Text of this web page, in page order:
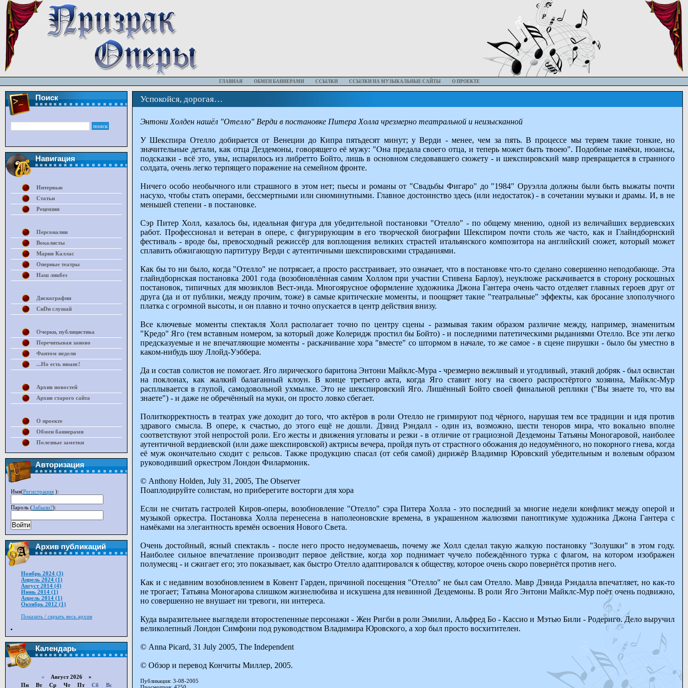
ГЛАВНАЯ ОБМЕН БАННЕРАМИ ССЫЛКИ ССЫЛКИ НА МУЗЫКАЛЬНЫЕ САЙТЫ О ПРОЕКТЕ
Успокойся, дорогая…
Энтони Холден нашёл "Отелло" Верди в постановке Питера Холла чрезмерно театральной и неизысканной
У Шекспира Отелло добирается от Венеции до Кипра пятьдесят минут; у Верди - менее, чем за пять. В процессе мы теряем такие тонкие, но
значительные детали, как отца Дездемоны, говорящего её мужу: "Она предала своего отца, и теперь может быть твоею". Подобные намёки, нюансы,
подсказки - всё это, увы, испарилось из либретто Бойто, лишь в основном следовавшего сюжету - и шекспировский мавр превращается в странного
солдата, очень легко терпящего поражение на семейном фронте.
Ничего особо необычного или страшного в этом нет; пьесы и романы от "Свадьбы Фигаро" до "1984" Оруэлла должны были быть выжаты почти
насухо, чтобы стать операми, бессмертными или сиюминутными. Главное достоинство здесь (или недостаток) - в сочетании музыки и драмы. И, в не
меньшей степени - в постановке.
Сэр Питер Холл, казалось бы, идеальная фигура для убедительной постановки "Отелло" - по общему мнению, одной из величайших вердиевских
работ. Профессионал и ветеран в опере, с фигурирующим в его творческой биографии Шекспиром почти столь же часто, как и Глайндборнский
фестиваль - вроде бы, превосходный режиссёр для воплощения великих страстей итальянского композитора на английский сюжет, который может
сплавить обжигающую партитуру Верди с аутентичными шекспировскими страданиями.
Как бы то ни было, когда "Отелло" не потрясает, а просто расстраивает, это означает, что в постановке что-то сделано совершенно неподобающе. Эта
глайндборнская постановка 2001 года (возобновлённая самим Холлом при участии Стивена Барлоу), неуклюже раскачивается в сторону роскошных
постановок, типичных для мюзиклов Вест-энда. Многоярусное оформление художника Джона Гантера очень часто отделяет главных героев друг от
друга (да и от публики, между прочим, тоже) в самые критические моменты, и поощряет такие "театральные" эффекты, как бросание злополучного
платка с огромной высоты, и он плавно и точно опускается в центр действия внизу.
Все ключевые моменты спектакля Холл располагает точно по центру сцены - размывая таким образом различие между, например, знаменитым
"Кредо" Яго (тем вставным номером, за который доже Колеридж простил бы Бойто) - и последними патетическими рыданиями Отелло. Все эти легко
предсказуемые и не впечатляющие моменты - раскачивание хора "вместе" со штормом в начале, то же самое - в сцене пирушки - было бы уместно в
каком-нибудь шоу Ллойд-Уэббера.
Да и состав солистов не помогает. Яго лирического баритона Энтони Майклс-Мура - чрезмерно вежливый и угодливый, этакий добряк - был освистан
на поклонах, как жалкий балаганный клоун. В конце третьего акта, когда Яго ставит ногу на своего распростёртого хозяина, Майклс-Мур
расплывается в глупой, самодовольной ухмылке. Это не шекспировский Яго. Лишённый Бойто своей финальной реплики ("Вы знаете то, что вы
знаете") - и даже не обречённый на муки, он просто ловко сбегает.
Политкорректность в театрах уже доходит до того, что актёров в роли Отелло не гримируют под чёрного, нарушая тем все традиции и идя против
здравого смысла. В опере, к счастью, до этого ещё не дошли. Дэвид Рэндалл - один из, возможно, шести теноров мира, что вокально вполне
соответствуют этой непростой роли. Его жесты и движения угловаты и резки - в отличие от грациозной Дездемоны Татьяны Моногаровой, наиболее
аутентичной вердиевской (или даже шекспировской) актрисы вечера, пройдя путь от страстного обожания до недоумённого, но покорного гнева, когда
её муж окончательно сходит с рельсов. Также продукцию спасал (от себя самой) дирижёр Владимир Юровский убедительным и волевым образом
руководивший оркестром Лондон Филармоник.
© Anthony Holden, July 31, 2005, The Observer
Поаплодируйте солистам, но приберегите восторги для хора
Если не считать гастролей Киров-оперы, возобновление "Отелло" сэра Питера Холла - это последний за многие недели конфликт между оперой и
музыкой оркестра. Постановка Холла перенесена в наполеоновские времена, в украшенном жалюзями паноптикуме художника Джона Гантера с
намёками на элегантность времён освоения Нового Света.
Очень достойный, ясный спектакль - после него просто недоумеваешь, почему же Холл сделал такую жалкую постановку "Золушки" в этом году.
Наиболее сильное впечатление производит первое действие, когда хор поднимает чучело побеждённого турка с флагом, на котором изображен
полумесяц - и сжигает его; это показывает, как быстро Отелло адаптировался к обществу, которое очень скоро повернётся против него.
Как и с недавним возобновлением в Ковент Гарден, причиной посещения "Отелло" не был сам Отелло. Мавр Дэвида Рэндалла впечатляет, но как-то
не трогает; Татьяна Моногарова слишком жизнелюбива и искушена для невинной Дездемоны. В роли Яго Энтони Майклс-Мур поёт очень подвижно,
но совершенно не внушает ни тревоги, ни интереса.
Куда выразительнее выглядели второстепенные персонажи - Жен Ригби в роли Эмилии, Альфред Бо - Кассио и Мэтью Били - Родериго. Дело выручил
великолепный Лондон Симфони под руководством Владимира Юровского, а хор был просто восхитителен.
© Anna Picard, 31 July 2005, The Independent
© Обзор и перевод Кончиты Миллер, 2005.
Публикация: 3-08-2005
Поиск
Навигация
Интервью
Статьи
Рецензии
Персоналии
Вокалисты
Мария Каллас
Оперные театры
Наш ликбез
Дискографии
СиDи слушай
Очерки, публицистика
Перечитывая заново
Фантом недели
...Но есть нюанс!
Архив новостей
Архив старого сайта
О проекте
Обмен баннерами
Полезные заметки
Авторизация
Имя(Регистрация ):
Пароль (Забыли?):
Войти
Архив публикаций
Ноябрь 2024 (3)
Апрель 2024 (1)
Август 2014 (4)
Июнь 2014 (1)
Апрель 2014 (1)
Октябрь 2012 (1)
Показать / скрыть весь архив
Календарь
« Август 2026 »
Пн
Вт Ср Чт Пт Сб
Вс